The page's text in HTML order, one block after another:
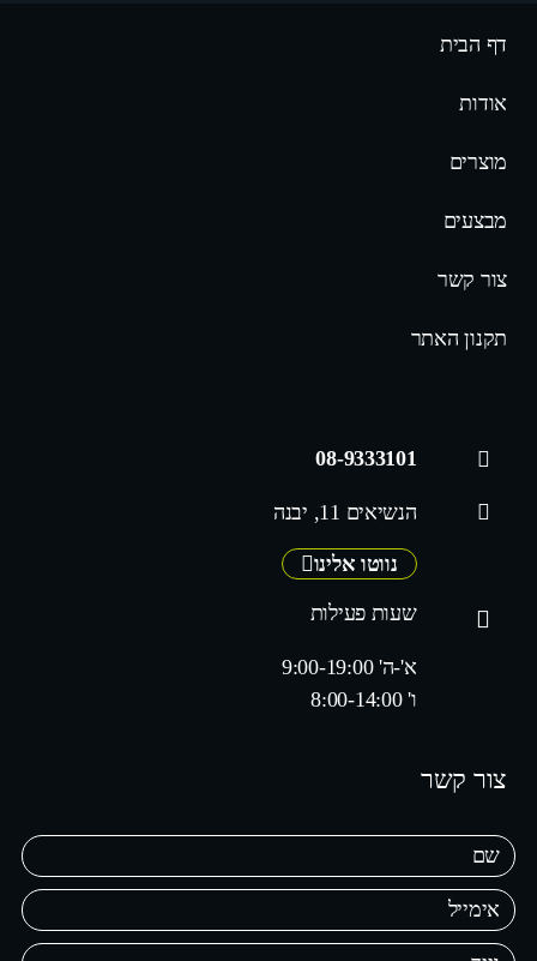
דף הבית
אודות
מוצרים
מבצעים
צור קשר
תקנון האתר
08-9333101
הנשיאים 11, יבנה
נווטו אלינו
שעות פעילות
א'-ה' 9:00-19:00
ו' 8:00-14:00
צור קשר